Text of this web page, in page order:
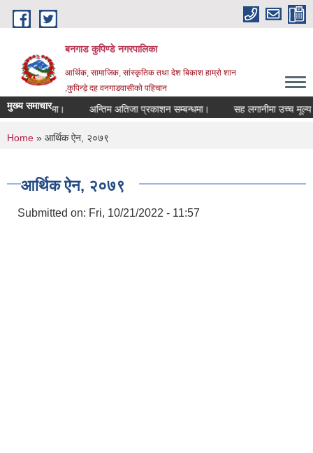
Skip to main content
बनगाड कुपिण्डे नगरपालिका
आर्थिक, सामाजिक, सांस्कृतिक तथा देश बिकाश हाम्रो शान
,कुपिन्ड़े दह वनगाडवासीको पहिचान
मुख्य समाचार
सम्बन्धमा। अन्तिम अतिजा प्रकाशन सम्बन्धमा। सह लगानीमा उच्च मूल्य
You are here
Home » आर्थिक ऐन, २०७९
आर्थिक ऐन, २०७९
Submitted on: Fri, 10/21/2022 - 11:57